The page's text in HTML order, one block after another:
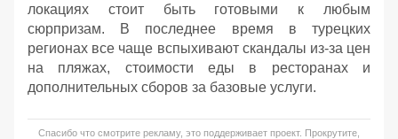
локациях стоит быть готовыми к любым
сюрпризам. В последнее время в турецких
регионах все чаще вспыхивают скандалы из-за цен
на пляжах, стоимости еды в ресторанах и
дополнительных сборов за базовые услуги.
Спасибо что смотрите рекламу, это поддерживает проект. Прокрутите,